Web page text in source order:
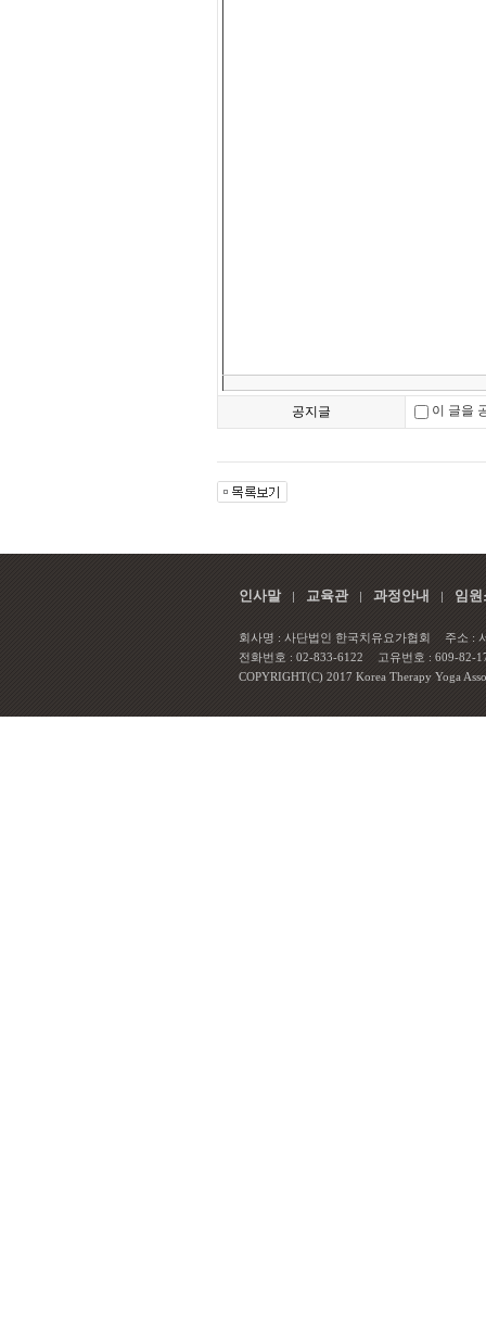
공지글 이 글을
인사말 교육관 과정안내 임
회사명 : 사단법인 한국치유요가협회
주소 :
전화번호 : 02-833-6122
고유번호 : 609-82-
COPYRIGHT(C) 2017 Korea Therapy Yoga